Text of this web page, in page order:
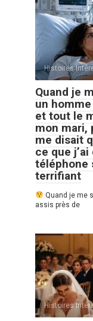
Histoires
Quand je
un
et tout le
mon mari,
me disait
ce que
téléphone
terrifiant
Quand je me
assis près de
Histoires